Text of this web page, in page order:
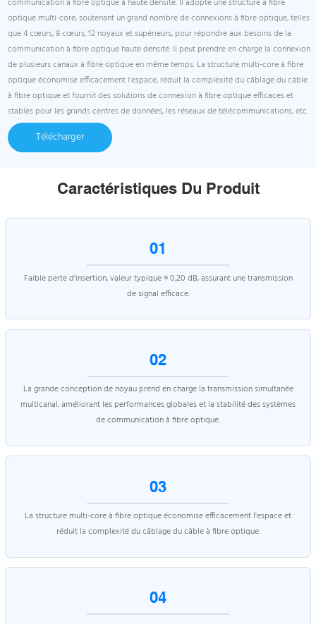
communication à fibre optique à haute densité. Il adopte une structure à fibre
optique multi-core, soutenant un grand nombre de connexions à fibre optique, telles
que 4 cœurs, 8 cœurs, 12 noyaux et supérieurs, pour répondre aux besoins de la
communication à fibre optique haute densité. Il peut prendre en charge la connexion
de plusieurs canaux à fibre optique en même temps. La structure multi-core à fibre
optique économise efficacement l'espace, réduit la complexité du câblage du câble
à fibre optique et fournit des solutions de connexion à fibre optique efficaces et
stables pour les grands centres de données, les réseaux de télécommunications, etc.
Télécharger
Caractéristiques Du Produit
01
Faible perte d'insertion, valeur typique ≤ 0,20 dB, assurant une transmission
de signal efficace.
02
La grande conception de noyau prend en charge la transmission simultanée
multicanal, améliorant les performances globales et la stabilité des systèmes
de communication à fibre optique.
03
La structure multi-core à fibre optique économise efficacement l'espace et
réduit la complexité du câblage du câble à fibre optique.
04